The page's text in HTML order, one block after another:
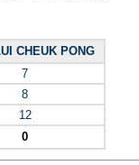
CHEUK PONG
7
8
12
0